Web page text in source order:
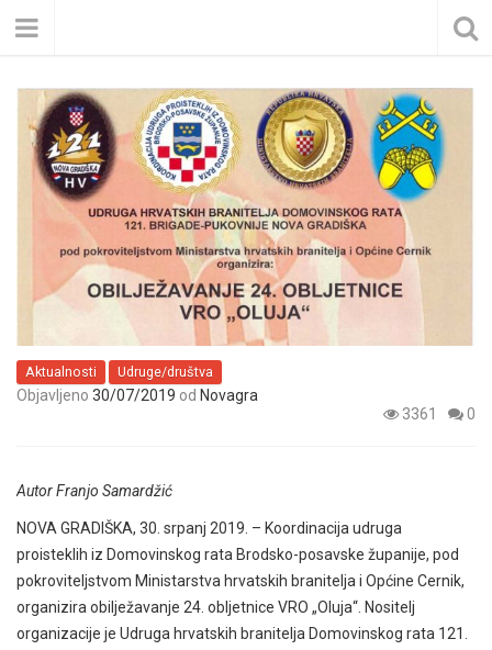
Aktualnosti Udruge/društva
Objavljeno 30/07/2019 od Novagra
3361
0
Autor Franjo Samardžić
NOVA GRADIŠKA, 30. srpanj 2019. – Koordinacija udruga
proisteklih iz Domovinskog rata Brodsko-posavske županije, pod
pokroviteljstvom Ministarstva hrvatskih branitelja i Općine Cernik,
organizira obilježavanje 24. obljetnice VRO „Oluja“. Nositelj
organizacije je Udruga hrvatskih branitelja Domovinskog rata 121.